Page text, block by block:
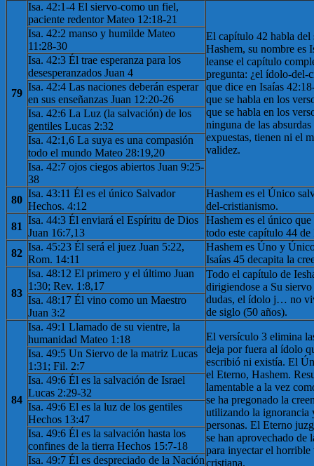
79
Isa. 42:1-4 El siervo-como un fiel,
paciente redentor Mateo 12:18-21
El capítulo 42 habla
Hashem, su nombre es
leanse el capítulo
pregunta: ¿el ídolo-del-
que dice en Isaías
que se habla en los
que se habla en los
ninguna de las
expuestas, tienen ni el
validez.
Isa. 42:2 manso y humilde Mateo
11:28-30
Isa. 42:3 Él trae esperanza para los
desesperanzados Juan 4
Isa. 42:4 Las naciones deberán esperar
en sus enseñanzas Juan 12:20-26
Isa. 42:6 La Luz (la salvación) de los
gentiles Lucas 2:32
Isa. 42:1,6 La suya es una compasión
todo el mundo Mateo 28:19,20
Isa. 42:7 ojos ciegos abiertos Juan 9:25-
38
80
Isa. 43:11 Él es el único Salvador
Hechos. 4:12
Hashem es el Único
del-cristianismo.
81
Isa. 44:3 Él enviará el Espíritu de Dios
Juan 16:7,13
Hashem es el único
todo este capítulo 44 de
82
Isa. 45:23 Él será el juez Juan 5:22,
Rom. 14:11
Hashem es Úno y
Isaías 45 decapita la
83
Isa. 48:12 El primero y el último Juan
1:30; Rev. 1:8,17
Todo el capítulo de
dirigiendose a Su
dudas, el ídolo j… no
de siglo (50 años).
Isa. 48:17 Él vino como un Maestro
Juan 3:2
84
Isa. 49:1 Llamado de su vientre, la
humanidad Mateo 1:18
El versículo 3 elimina
deja por fuera al ídolo
escribió ni existía. El
el Eterno, Hashem.
lamentable a la vez
se ha pregonado la
utilizando la ignorancia
personas. El Eterno
se han aprovechado de
para inyectar el
cristiana.
Isa. 49:5 Un Siervo de la matriz Lucas
1:31; Fil. 2:7
Isa. 49:6 Él es la salvación de Israel
Lucas 2:29-32
Isa. 49:6 El es la luz de los gentiles
Hechos 13:47
Isa. 49:6 Él es la salvación hasta los
confines de la tierra Hechos 15:7-18
Isa. 49:7 Él es despreciado de la Nación